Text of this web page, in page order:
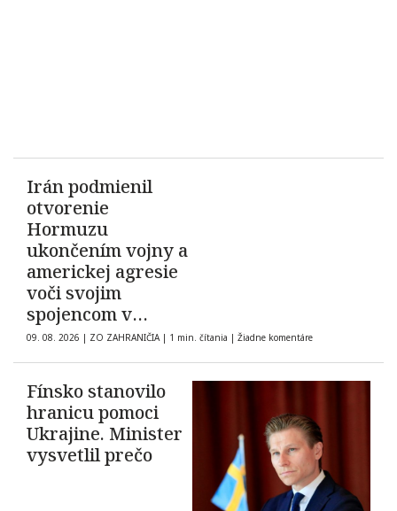
Irán podmienil
otvorenie
Hormuzu
ukončením vojny a
americkej agresie
voči svojim
spojencom v
regióne
09. 08. 2026 | ZO ZAHRANIČIA | 1 min. čítania | Žiadne komentáre
Fínsko stanovilo
hranicu pomoci
Ukrajine. Minister
vysvetlil prečo